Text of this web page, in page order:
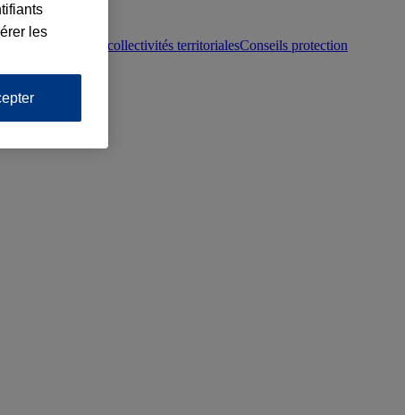
Protection juridique collectivités territorialesConseils protection
les